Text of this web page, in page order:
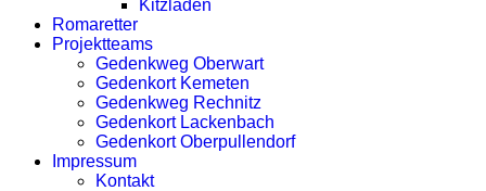
Kitzladen
Romaretter
Projektteams
Gedenkweg Oberwart
Gedenkort Kemeten
Gedenkweg Rechnitz
Gedenkort Lackenbach
Gedenkort Oberpullendorf
Impressum
Kontakt